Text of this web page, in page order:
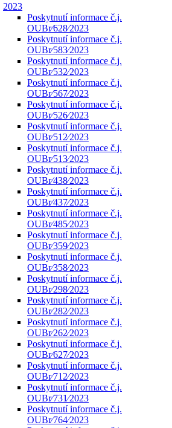
2023
Poskytnutí informace č.j.
OUBr⁄628⁄2023
Poskytnutí informace č.j.
OUBr⁄583⁄2023
Poskytnutí informace č.j.
OUBr⁄532⁄2023
Poskytnutí informace č.j.
OUBr⁄567⁄2023
Poskytnutí informace č.j.
OUBr⁄526⁄2023
Poskytnutí informace č.j.
OUBr⁄512⁄2023
Poskytnutí informace č.j.
OUBr⁄513⁄2023
Poskytnutí informace č.j.
OUBr⁄438⁄2023
Poskytnutí informace č.j.
OUBr⁄437⁄2023
Poskytnutí informace č.j.
OUBr⁄485⁄2023
Poskytnutí informace č.j.
OUBr⁄359⁄2023
Poskytnutí informace č.j.
OUBr⁄358⁄2023
Poskytnutí informace č.j.
OUBr⁄298⁄2023
Poskytnutí informace č.j.
OUBr⁄282⁄2023
Poskytnutí informace č.j.
OUBr⁄262⁄2023
Poskytnutí informace č.j.
OUBr⁄627⁄2023
Poskytnutí informace č.j.
OUBr⁄712⁄2023
Poskytnutí informace č.j.
OUBr⁄731⁄2023
Poskytnutí informace č.j.
OUBr⁄764⁄2023